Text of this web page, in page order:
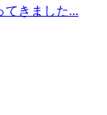
てきました...